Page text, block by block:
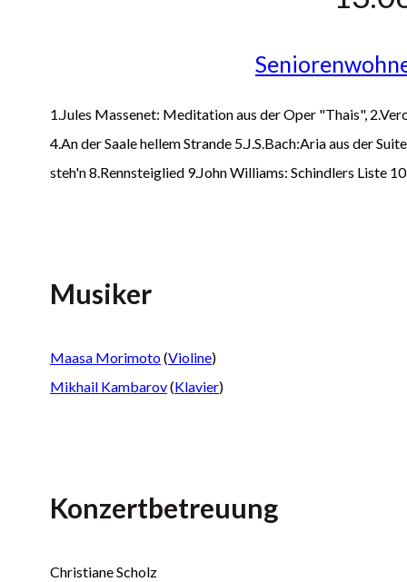
1.Jules Massenet: Meditation aus der Oper "Thais",
4.An der Saale hellem Strande 5.J.S.Bach:Aria aus der
steh'n 8.Rennsteiglied 9.John Williams: Schindlers Liste
Musiker
Maasa Morimoto(Violine)
Mikhail Kambarov(Klavier)
Konzertbetreuung
Christiane Scholz